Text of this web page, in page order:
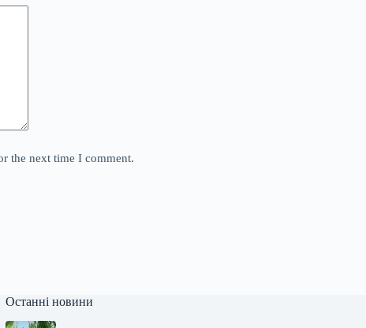
the next time I comment.
Останні новини